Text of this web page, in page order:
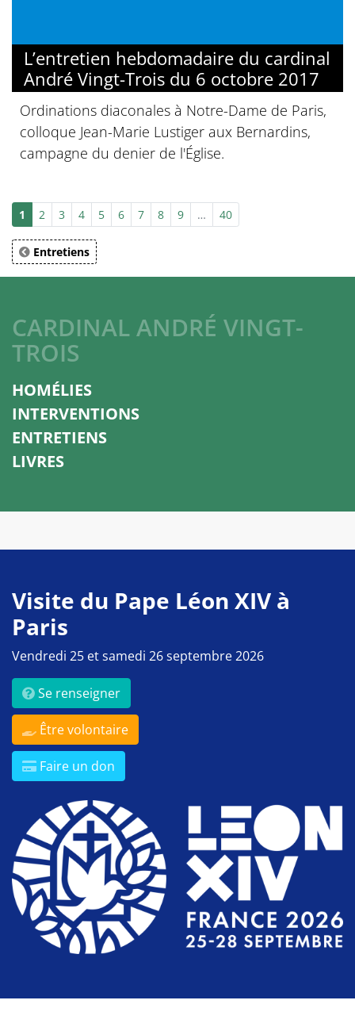
L’entretien hebdomadaire du cardinal
André Vingt-Trois du 6 octobre 2017
Ordinations diaconales à Notre-Dame de Paris,
colloque Jean-Marie Lustiger aux Bernardins,
campagne du denier de l'Église.
1 2 3 4 5 6 7 8 9 … 40
Entretiens
CARDINAL ANDRÉ VINGT-
TROIS
HOMÉLIES
INTERVENTIONS
ENTRETIENS
LIVRES
Visite du Pape Léon XIV à
Paris
Vendredi 25 et samedi 26 septembre 2026
Se renseigner
Être volontaire
Faire un don